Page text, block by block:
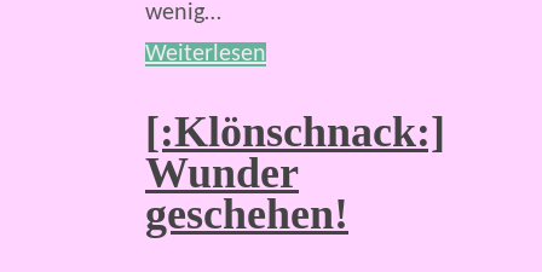
wenig…
Weiterlesen
[:Klönschnack:]
Wunder
geschehen!